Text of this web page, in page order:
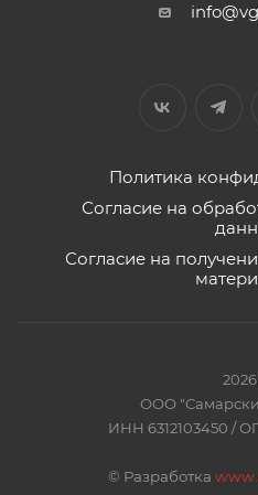
Политика
Согласие на
Согласие на
ООО
ИНН 6312103450 /
© Разработка